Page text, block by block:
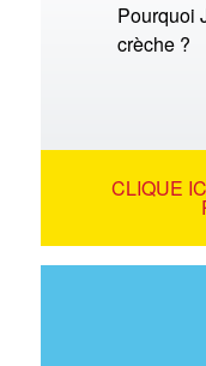
Pourquoi
crèche ?
CLIQUE